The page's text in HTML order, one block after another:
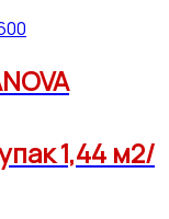
1,44 м2/